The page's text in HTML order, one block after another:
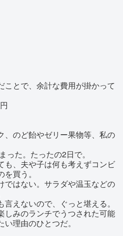
とで、余計な費用が掛かって
、のど飴やゼリー果物等、私の
った。たったの2日で。
も、夫や子は何も考えずコンビ
買う。
ではない。サラダや温玉などの
えないので、ぐっと堪える。
しみのランチでうつされた可能
理由のひとつだ。